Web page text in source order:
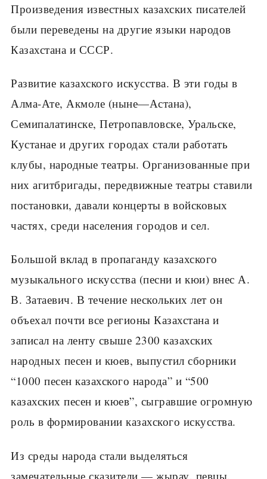
Произведения известных казахских писателей
были переведены на другие языки народов
Казахстана и СССР.
Развитие казахского искусства. В эти годы в
Алма-Ате, Акмоле (ныне—Астана),
Семипалатинске, Петропавловске, Уральске,
Кустанае и других городах стали работать
клубы, народные театры. Организованные при
них агитбригады, передвижные театры ставили
постановки, давали концерты в войсковых
частях, среди населения городов и сел.
Большой вклад в пропаганду казахского
музыкального искусства (песни и кюи) внес А.
В. Затаевич. В течение нескольких лет он
объехал почти все регионы Казахстана и
записал на ленту свыше 2300 казахских
народных песен и кюев, выпустил сборники
“1000 песен казахского народа” и “500
казахских песен и кюев”, сыгравшие огромную
роль в формировании казахского искусства.
Из среды народа стали выделяться
замечательные сказители — жырау, певцы,